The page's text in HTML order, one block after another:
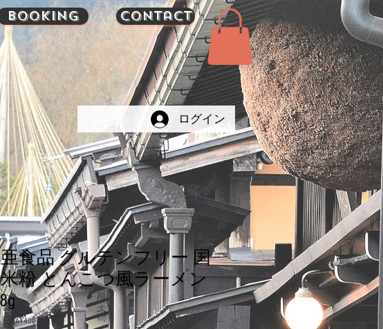
ログイン
食品 グルテンフリー 国
粉 とんこつ風ラーメン
UMA1400
Booking Contact